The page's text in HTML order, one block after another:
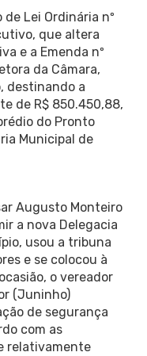
Lei Ordinária nº
que altera
e a Emenda nº
da Câmara,
destinando a
de R$ 850.450,88,
do Pronto
Municipal de
Augusto Monteiro
a nova Delegacia
usou a tribuna
e se colocou à
o vereador
(Juninho)
de segurança
com as
relativamente